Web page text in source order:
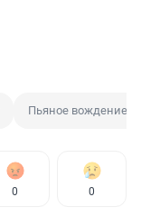
Пьяное вождение
0 0